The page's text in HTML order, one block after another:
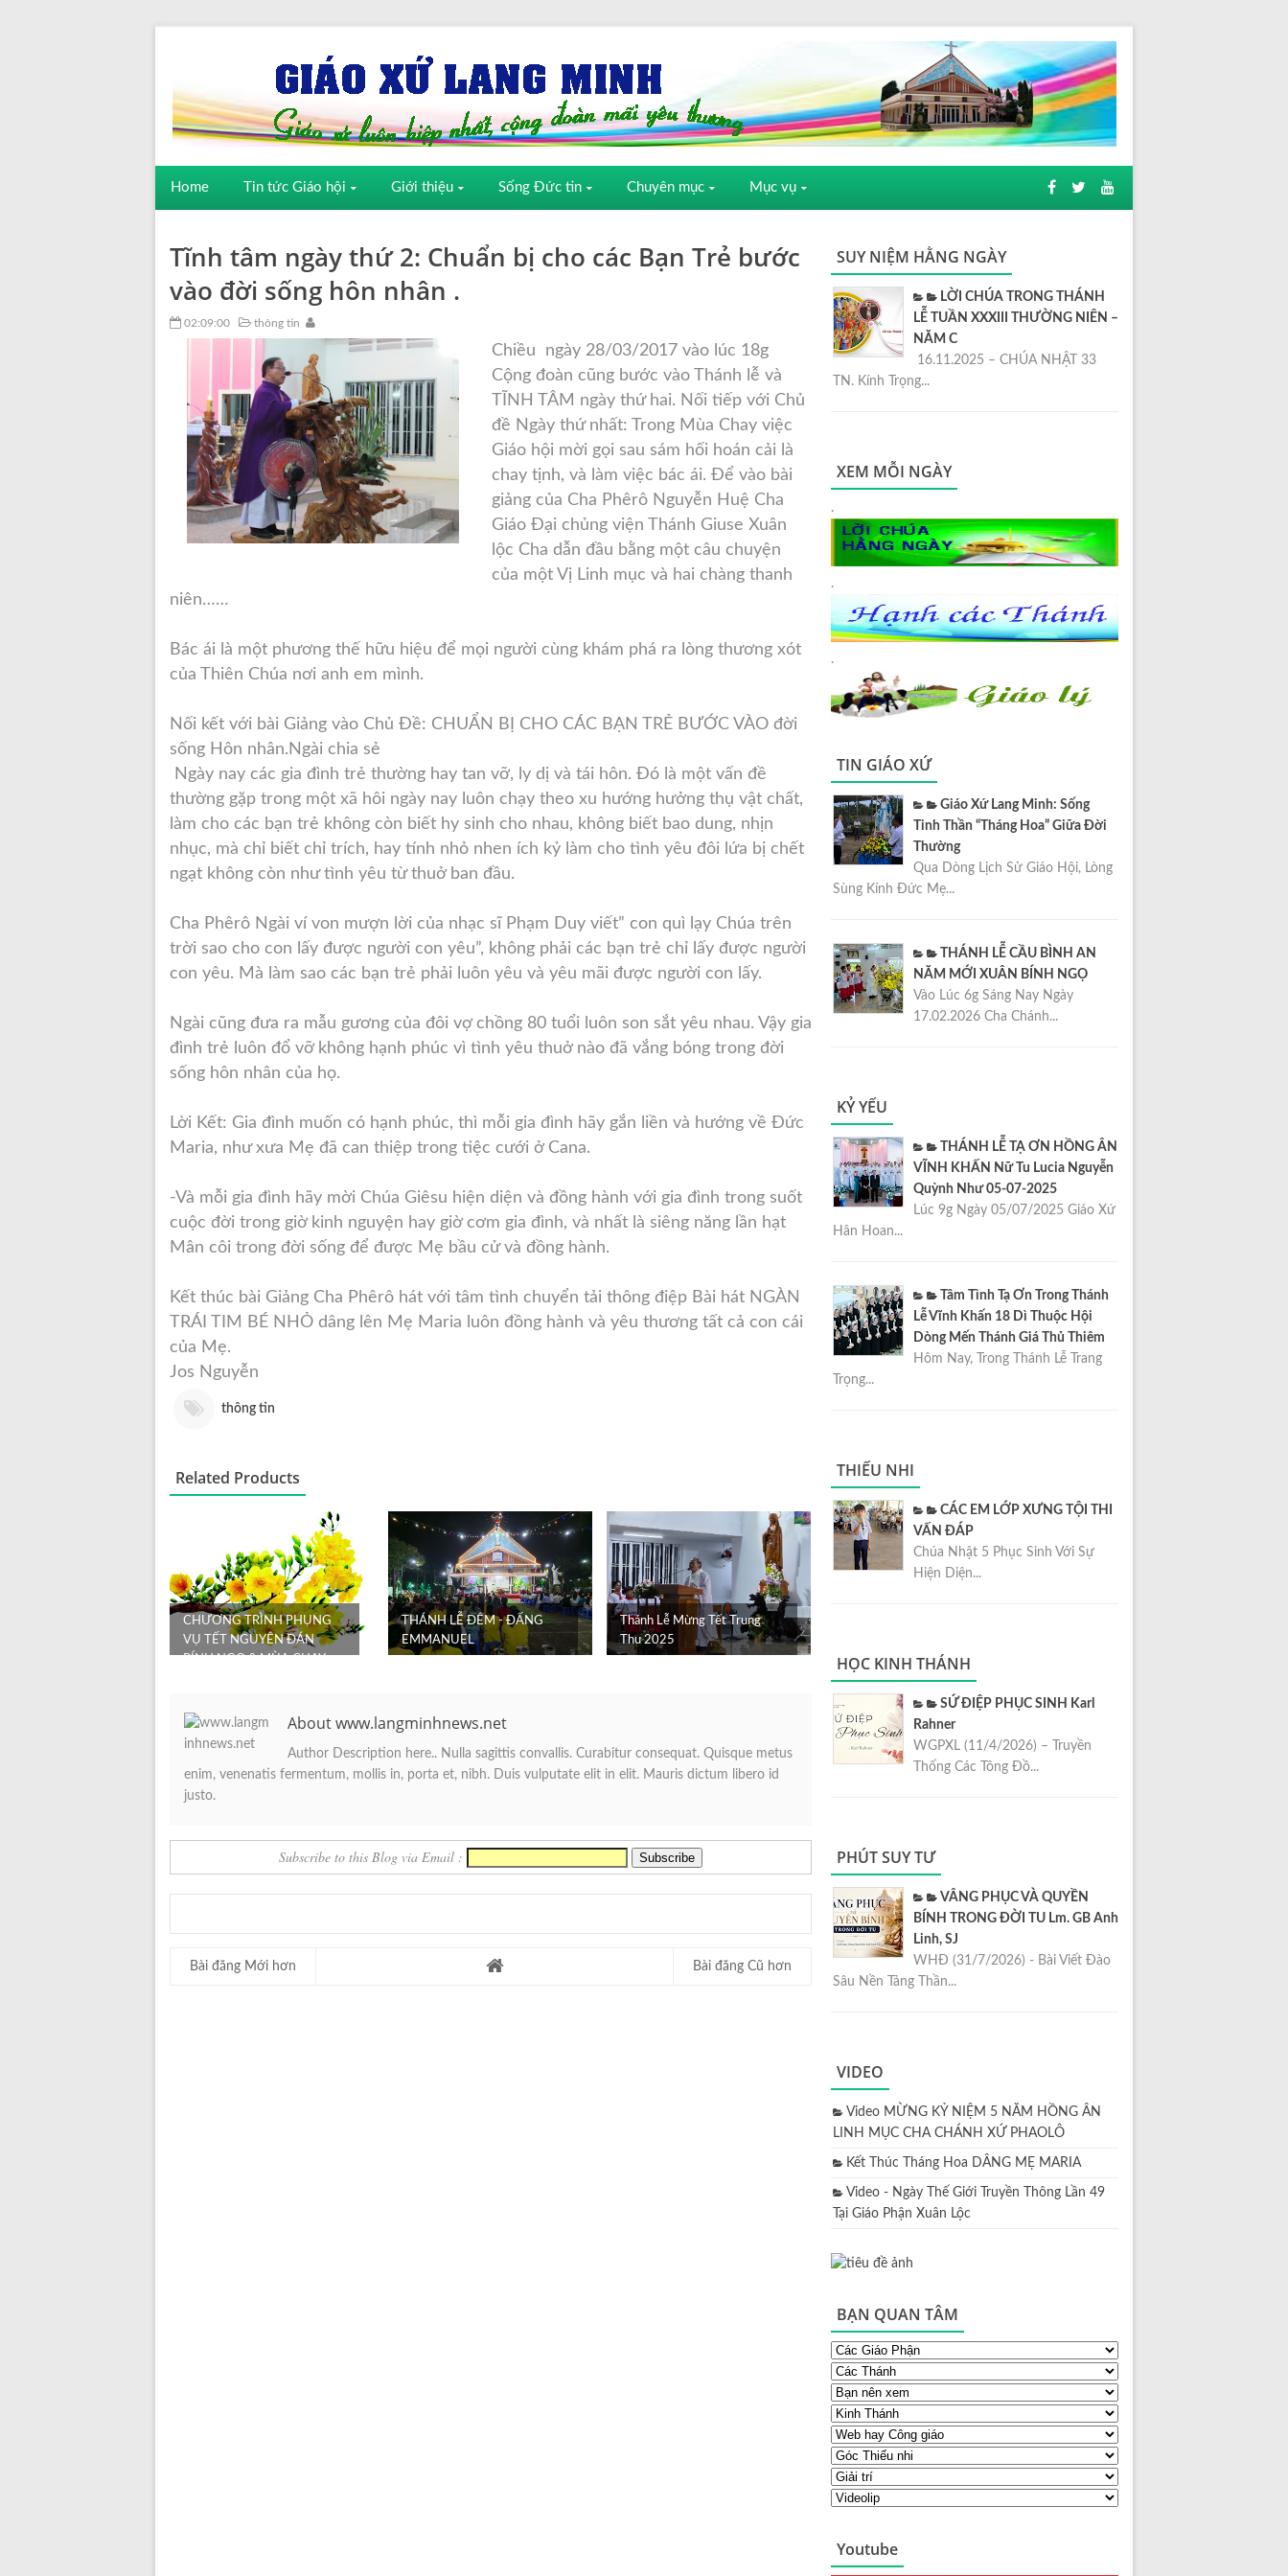
Home Tin tức Giáo hội Giới thiệu Sống Đức tin Chuyên mục Mục vụ
Tĩnh tâm ngày thứ 2: Chuẩn bị cho các Bạn Trẻ bước
vào đời sống hôn nhân .
02:09:00 thông tin
Chiều ngày 28/03/2017 vào lúc 18g
Cộng đoàn cũng bước vào Thánh lễ và
TĨNH TÂM ngày thứ hai. Nối tiếp với Chủ
đề Ngày thứ nhất: Trong Mùa Chay việc
Giáo hội mời gọi sau sám hối hoán cải là
chay tịnh, và làm việc bác ái. Để vào bài
giảng của Cha Phêrô Nguyễn Huệ Cha
Giáo Đại chủng viện Thánh Giuse Xuân
lộc Cha dẫn đầu bằng một câu chuyện
của một Vị Linh mục và hai chàng thanh
niên……
Bác ái là một phương thế hữu hiệu để mọi người cùng khám phá ra lòng thương xót
của Thiên Chúa nơi anh em mình.
Nối kết với bài Giảng vào Chủ Đề: CHUẨN BỊ CHO CÁC BẠN TRẺ BƯỚC VÀO đời
sống Hôn nhân.Ngài chia sẻ
Ngày nay các gia đình trẻ thường hay tan vỡ, ly dị và tái hôn. Đó là một vấn đề
thường gặp trong một xã hôi ngày nay luôn chạy theo xu hướng hưởng thụ vật chất,
làm cho các bạn trẻ không còn biết hy sinh cho nhau, không biết bao dung, nhịn
nhục, mà chỉ biết chỉ trích, hay tính nhỏ nhen ích kỷ làm cho tình yêu đôi lứa bị chết
ngạt không còn như tình yêu từ thuở ban đầu.
Cha Phêrô Ngài ví von mượn lời của nhạc sĩ Phạm Duy viết” con quì lạy Chúa trên
trời sao cho con lấy được người con yêu”, không phải các bạn trẻ chỉ lấy được người
con yêu. Mà làm sao các bạn trẻ phải luôn yêu và yêu mãi được người con lấy.
Ngài cũng đưa ra mẫu gương của đôi vợ chồng 80 tuổi luôn son sắt yêu nhau. Vậy gia
đình trẻ luôn đổ vỡ không hạnh phúc vì tình yêu thuở nào đã vắng bóng trong đời
sống hôn nhân của họ.
Lời Kết: Gia đình muốn có hạnh phúc, thì mỗi gia đình hãy gắn liền và hướng về Đức
Maria, như xưa Mẹ đã can thiệp trong tiệc cưới ở Cana.
-Và mỗi gia đình hãy mời Chúa Giêsu hiện diện và đồng hành với gia đình trong suốt
cuộc đời trong giờ kinh nguyện hay giờ cơm gia đình, và nhất là siêng năng lần hạt
Mân côi trong đời sống để được Mẹ bầu cử và đồng hành.
Kết thúc bài Giảng Cha Phêrô hát với tâm tình chuyển tải thông điệp Bài hát NGÀN
TRÁI TIM BÉ NHỎ dâng lên Mẹ Maria luôn đồng hành và yêu thương tất cả con cái
của Mẹ.
Jos Nguyễn
thông tin
Related Products
CHƯƠNG TRÌNH PHỤNG
VỤ TẾT NGUYÊN ĐÁN
BÍNH NGỌ & MÙA CHAY
THÁNH LỄ ĐÊM - ĐẤNG
EMMANUEL
Thánh Lễ Mừng Tết Trung
Thu 2025
About www.langminhnews.net
Author Description here.. Nulla sagittis convallis. Curabitur consequat. Quisque metus
enim, venenatis fermentum, mollis in, porta et, nibh. Duis vulputate elit in elit. Mauris dictum libero id
justo.
Subscribe to this Blog via Email :
Bài đăng Mới hơn Bài đăng Cũ hơn
SUY NIỆM HẰNG NGÀY
LỜI CHÚA TRONG THÁNH
LỄ TUẦN XXXIII THƯỜNG NIÊN –
NĂM C
16.11.2025 – CHÚA NHẬT 33
TN. Kính Trọng...
XEM MỖI NGÀY
.
.
.
TIN GIÁO XỨ
Giáo Xứ Lang Minh: Sống
Tinh Thần “Tháng Hoa” Giữa Đời
Thường
Qua Dòng Lịch Sử Giáo Hội, Lòng
Sùng Kính Đức Mẹ...
THÁNH LỄ CẦU BÌNH AN
NĂM MỚI XUÂN BÍNH NGỌ
Vào Lúc 6g Sáng Nay Ngày
17.02.2026 Cha Chánh...
KỶ YẾU
THÁNH LỄ TẠ ƠN HỒNG ÂN
VĨNH KHẤN Nữ Tu Lucia Nguyễn
Quỳnh Như 05-07-2025
Lúc 9g Ngày 05/07/2025 Giáo Xứ
Hân Hoan...
Tâm Tình Tạ Ơn Trong Thánh
Lễ Vĩnh Khấn 18 Dì Thuộc Hội
Dòng Mến Thánh Giá Thủ Thiêm
Hôm Nay, Trong Thánh Lễ Trang
Trọng...
THIẾU NHI
CÁC EM LỚP XƯNG TỘI THI
VẤN ĐÁP
Chúa Nhật 5 Phục Sinh Với Sự
Hiện Diện...
HỌC KINH THÁNH
SỨ ĐIỆP PHỤC SINH Karl
Rahner
WGPXL (11/4/2026) – Truyền
Thống Các Tông Đồ...
PHÚT SUY TƯ
VÂNG PHỤC VÀ QUYỀN
BÍNH TRONG ĐỜI TU Lm. GB Anh
Linh, SJ
WHĐ (31/7/2026) - Bài Viết Đào
Sâu Nền Tảng Thần...
VIDEO
Video MỪNG KỶ NIỆM 5 NĂM HỒNG ÂN
LINH MỤC CHA CHÁNH XỨ PHAOLÔ
Kết Thúc Tháng Hoa DÂNG MẸ MARIA
Video - Ngày Thế Giới Truyền Thông Lần 49
Tại Giáo Phận Xuân Lộc
BẠN QUAN TÂM
Youtube